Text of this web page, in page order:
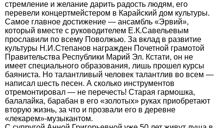
стремление и желание дарить радость людям, его
перевели концертмейстером в Карайский дом культуры.
Самое главное достижение — ансамбль «Эрвий»,
который вместе с руководителем Е.К.Савельевым
прославили по всему Поволжью. За вклад в развитие
культуры Н.И.Степанов награжден Почетной грамотой
Правительства Республики Марий Эл. Кстати, он не
имеет специального образования, лишь прошел курсы
баяниста. Но талантливый человек талантлив во всем —
написал шесть песен. А сколько инструментов
отремонтировал — не перечесть! Старая гармошка,
балалайка, барабан в его «золотых» руках приобретают
вторую жизнь, за что и прозвали его в деревне
«лекарем»-музыкантом.